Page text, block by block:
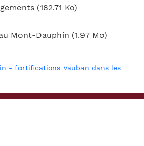
(182.71 Ko)
Mont-Dauphin (1.97 Mo)
- fortifications Vauban dans les